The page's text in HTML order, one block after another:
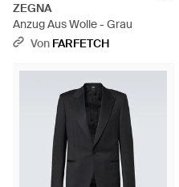
ZEGNA
Anzug Aus Wolle - Grau
Von FARFETCH